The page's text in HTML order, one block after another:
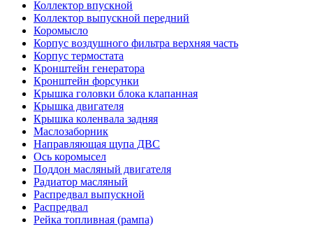
Коллектор впускной
Коллектор выпускной передний
Коромысло
Корпус воздушного фильтра верхняя часть
Корпус термостата
Кронштейн генератора
Кронштейн форсунки
Крышка головки блока клапанная
Крышка двигателя
Крышка коленвала задняя
Маслозаборник
Направляющая щупа ДВС
Ось коромысел
Поддон масляный двигателя
Радиатор масляный
Распредвал выпускной
Распредвал
Рейка топливная (рампа)